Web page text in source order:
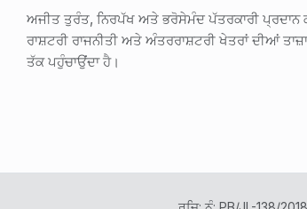
ਅਜੀਤ ਤੁਰੰਤ, ਨਿਰਪੱਖ ਅਤੇ ਭਰੋਸੇਮੰਦ ਪੱਤਰਕਾਰੀ ਪ੍ਰਦਾਨ
ਰਾਸ਼ਟਰੀ ਰਾਜਨੀਤੀ ਅਤੇ ਅੰਤਰਰਾਸ਼ਟਰੀ ਖੇਤਰਾਂ ਦੀਆਂ
ਤੱਕ ਪਹੁੰਚਾਉਂਦਾ ਹੈ।